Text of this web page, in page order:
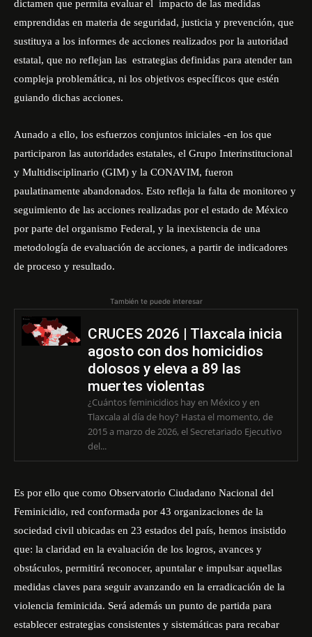
dictamen que permita evaluar el impacto de las medidas
emprendidas en materia de seguridad, justicia y prevención, que
sustituya a los informes de acciones realizados por la autoridad
estatal, que no reflejan las estrategias definidas para atender tan
compleja problemática, ni los objetivos específicos que estén
guiando dichas acciones.
Aunado a ello, los esfuerzos conjuntos iniciales -en los que
participaron las autoridades estatales, el Grupo Interinstitucional
y Multidisciplinario (GIM) y la CONAVIM, fueron
paulatinamente abandonados. Esto refleja la falta de monitoreo y
seguimiento de las acciones realizadas por el estado de México
por parte del organismo Federal, y la inexistencia de una
metodología de evaluación de acciones, a partir de indicadores
de proceso y resultado.
También te puede interesar
CRUCES 2026 | Tlaxcala inicia
agosto con dos homicidios
dolosos y eleva a 89 las
muertes violentas
¿Cuántos feminicidios hay en México y en
Tlaxcala al día de hoy? Hasta el momento, de
2015 a marzo de 2026, el Secretariado Ejecutivo
del...
Es por ello que como Observatorio Ciudadano Nacional del
Feminicidio, red conformada por 43 organizaciones de la
sociedad civil ubicadas en 23 estados del país, hemos insistido
que: la claridad en la evaluación de los logros, avances y
obstáculos, permitirá reconocer, apuntalar e impulsar aquellas
medidas claves para seguir avanzando en la erradicación de la
violencia feminicida. Será además un punto de partida para
establecer estrategias consistentes y sistemáticas para recabar